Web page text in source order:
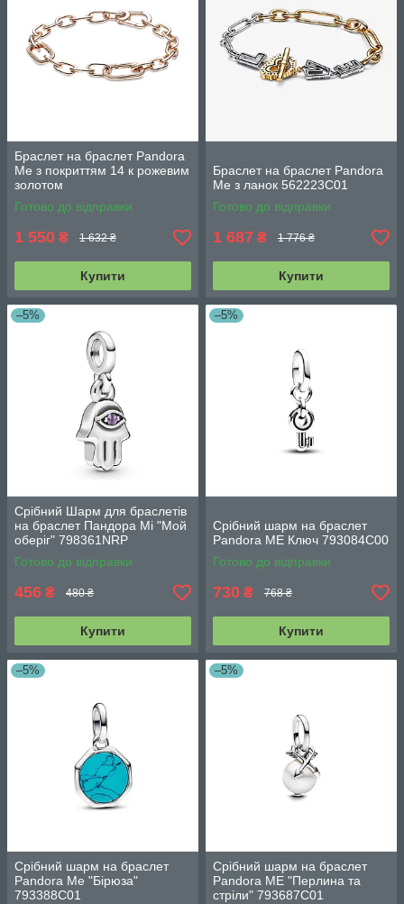
Браслет на браслет Pandora
Me з покриттям 14 к рожевим
золотом
Готово до відправки
1 550 ₴ 1 632 ₴
Купити
Браслет на браслет Pandora
Me з ланок 562223C01
Готово до відправки
1 687 ₴ 1 776 ₴
Купити
–5%
Срібний Шарм для браслетів
на браслет Пандора Мі "Мой
оберіг" 798361NRP
Готово до відправки
456 ₴ 480 ₴
Купити
–5%
Срібний шарм на браслет
Pandora ME Ключ 793084C00
Готово до відправки
730 ₴ 768 ₴
Купити
–5%
Срібний шарм на браслет
Pandora Ме "Бірюза"
793388C01
–5%
Срібний шарм на браслет
Pandora ME "Перлина та
стріли" 793687C01